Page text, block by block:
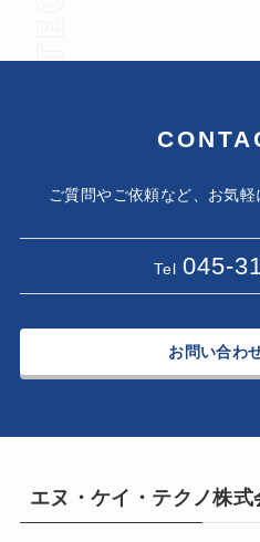
ご質問やご依頼など、お気軽
Tel 045-
お問い合わ
エヌ・ケイ・テクノ株式